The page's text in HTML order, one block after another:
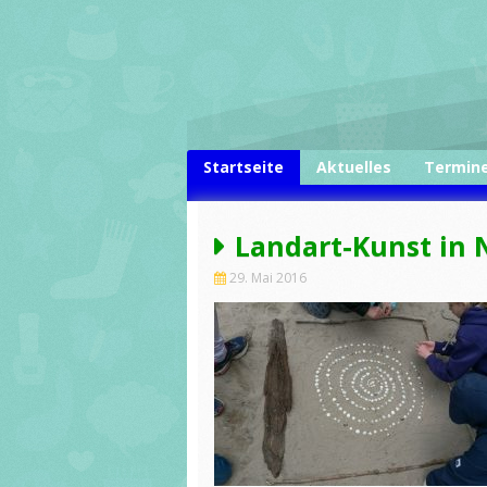
Startseite Aktuelles
Landart-Kunst in
29. Mai 2016